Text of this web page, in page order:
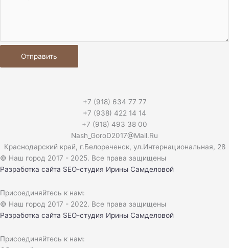
Отправить
+7 (918) 634 77 77
+7 (938) 422 14 14
+7 (918) 493 38 00
Nash_GoroD2017@Mail.Ru
Краснодарский край, г.Белореченск, ул.Интернациональная, 28​
© Наш город 2017 - 2025. Все права защищены
Разработка сайта SEO-студия Ирины Самделовой
Присоединяйтесь к нам:
© Наш город 2017 - 2022. Все права защищены
Разработка сайта SEO-студия Ирины Самделовой
Присоединяйтесь к нам: